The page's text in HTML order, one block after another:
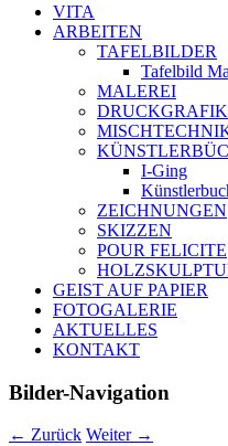
VITA
ARBEITEN
TAFELBILDER
Tafelbild
MALEREI
DRUCKGRAFIK
I-Ging
ZEICHNUNGEN
SKIZZEN
POUR FELICITE
GEIST AUF PAPIER
FOTOGALERIE
AKTUELLES
KONTAKT
Bilder-Navigation
← Zurück Weiter →